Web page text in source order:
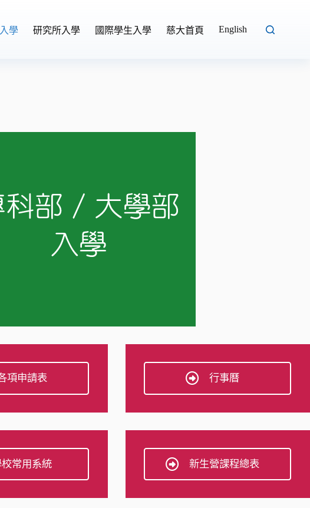
學 研究所入學 國際學生入學 慈大首頁 English
項申請表
校常用系統
行事曆
新生營課程總表